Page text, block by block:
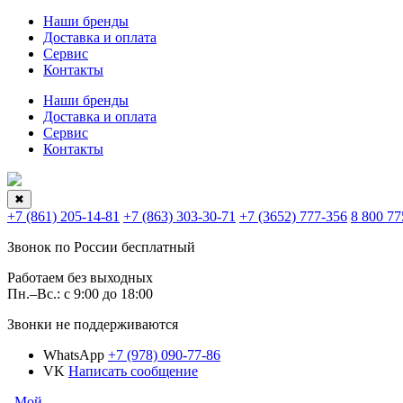
Наши бренды
Доставка и оплата
Сервис
Контакты
Наши бренды
Доставка и оплата
Сервис
Контакты
✖
+7 (861) 205-14-81 +7 (863) 303-30-71 +7 (3652) 777-356 8 800
Звонок по России бесплатный
Работаем без выходных
Пн.–Вс.: с 9:00 до 18:00
Звонки не поддерживаются
WhatsApp +7 (978) 090-77-86
VK Написать сообщение